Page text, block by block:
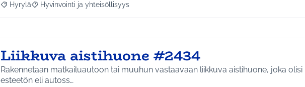
Rajaa tulokset aihepiirin mukaan: Hyrylä
Hyrylä Rajaa tulokset teeman mukaan: Hyvinvointi ja yhteisöllisyys
Hyvinvointi ja yhteisöllisyys
Liikkuva aistihuone #2434
Rakennetaan matkailuautoon tai muuhun vastaavaan liikkuva aistihuone, joka olisi
esteetön eli autoss…